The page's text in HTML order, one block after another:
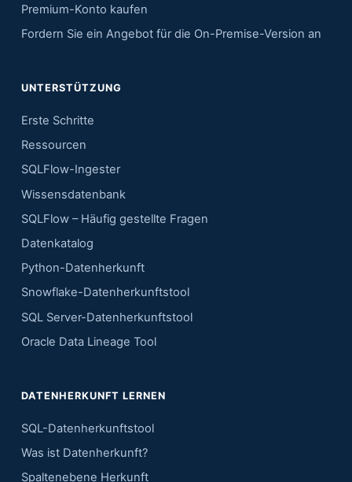
Premium-Konto kaufen
Fordern Sie ein Angebot für die On-Premise-Version an
UNTERSTÜTZUNG
Erste Schritte
Ressourcen
SQLFlow-Ingester
Wissensdatenbank
SQLFlow – Häufig gestellte Fragen
Datenkatalog
Python-Datenherkunft
Snowflake-Datenherkunftstool
SQL Server-Datenherkunftstool
Oracle Data Lineage Tool
DATENHERKUNFT LERNEN
SQL-Datenherkunftstool
Was ist Datenherkunft?
Spaltenebene Herkunft